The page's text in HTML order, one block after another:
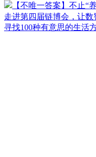
【不唯一答案】不止“
走进第四届链博会，让数
寻找100种有意思的生活